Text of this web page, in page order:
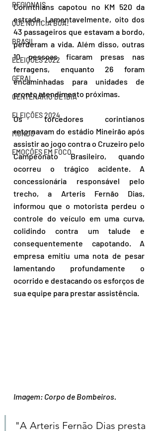
REGIONAIS
QUE NOTÍCIA BOA!
BRASIL
ELEIÇÕES 2022
GERAL
CENTENÁRIO DE IBIÁ
ELEIÇÕES 2024
MUNDO
EMOÇÕES EM FOCO
Corinthians capotou no KM 520 da
estrada. Lamentavelmente, oito dos
43 passageiros que estavam a bordo,
perderam a vida. Além disso, outras
10 pessoas ficaram presas nas
ferragens, enquanto 26 foram
encaminhadas para unidades de
pronto atendimento próximas.
Os torcedores corintianos
retornavam do estádio Mineirão após
assistir ao jogo contra o Cruzeiro pelo
Campeonato Brasileiro, quando
ocorreu o trágico acidente. A
concessionária responsável pelo
trecho, a Arteris Fernão Dias,
informou que o motorista perdeu o
controle do veículo em uma curva,
colidindo contra um talude e
consequentemente capotando. A
empresa emitiu uma nota de pesar
lamentando profundamente o
ocorrido e destacando os esforços de
sua equipe para prestar assistência.
Imagem: Corpo de Bombeiros.
"A Arteris Fernão Dias presta